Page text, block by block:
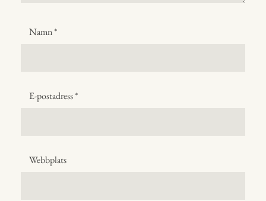
Namn*
E-postadress*
Webbplats